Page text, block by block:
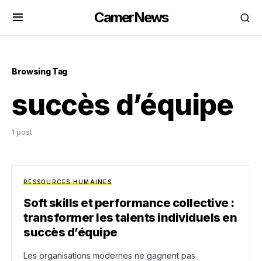
CamerNews
Browsing Tag
succès d’équipe
1 post
RESSOURCES HUMAINES
Soft skills et performance collective :
transformer les talents individuels en
succès d’équipe
Les organisations modernes ne gagnent pas